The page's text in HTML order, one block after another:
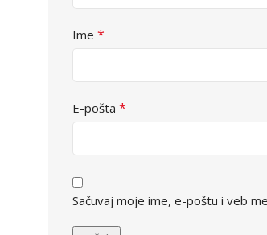
Ime *
E-pošta *
Sačuvaj moje ime, e-poštu i veb